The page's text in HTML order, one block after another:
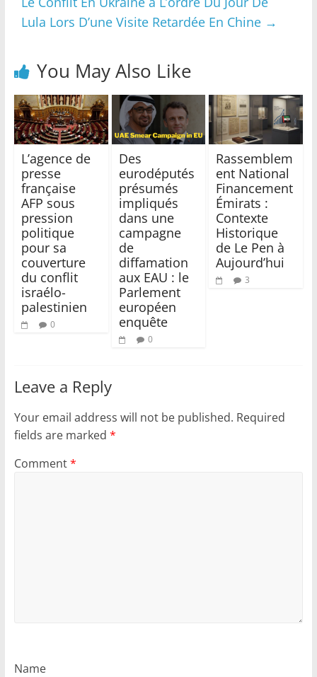
Lula Lors D’une Visite Retardée En Chine →
You May Also Like
L’agence de
presse
française
AFP sous
pression
politique
pour sa
couverture
du conflit
israélo-
palestinien
0
Des
eurodéputés
présumés
impliqués
dans une
campagne
de
diffamation
aux EAU : le
Parlement
européen
enquête
0
Rassemblem
ent National
Financement
Émirats :
Contexte
Historique
de Le Pen à
Aujourd’hui
3
Leave a Reply
Your email address will not be published. Required
fields are marked *
Comment*
Name